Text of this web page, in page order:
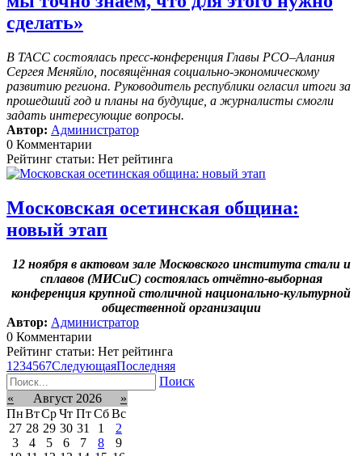
сделать»
В ТАСС состоялась пресс-конференция Главы РСО–Алания
Сергея Меняйло, посвящённая социально-экономическому
развитию региона. Руководитель республики огласил итоги за
прошедший год и планы на будущие, а журналисты смогли
задать интересующие вопросы.
Автор: Администратор
0 Комментарии
Рейтинг статьи: Нет рейтинга
Московская осетинская община:
новый этап
12 ноября в актовом зале Московского института стали и
сплавов (МИСиС) состоялась отчётно-выборная
конференция крупной столичной национально-культурной
общественной организации
Автор: Администратор
0 Комментарии
Рейтинг статьи: Нет рейтинга
1 234567СледующаяПоследняя
Поиск
«
Август 2026
»
ПнВтСрЧт Пт Сб Вс
27 28 29 30 31 1
2
3
4 5 6 7 8
9